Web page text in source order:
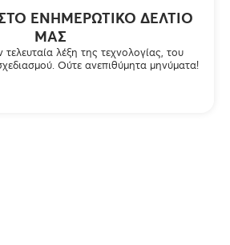
ΣΤΟ ΕΝΗΜΕΡΩΤΙΚΌ ΔΕΛΤΊΟ
ΜΑΣ
λέξη της τεχνολογίας, του
Ούτε ανεπιθύμητα μηνύματα!